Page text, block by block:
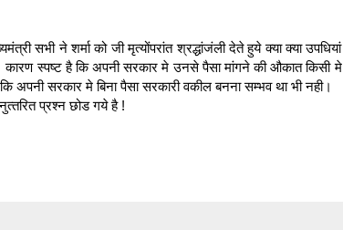
सभी ने शर्मा को जी मृत्‍योंपरांत श्रद्धांजंली देते हुये क्‍या क्‍या उपधियां
कारण स्‍पष्‍ट है कि अपनी सरकार मे उनसे पैसा मांगने की औकात किसी मे
सरकार मे बिना पैसा सरकारी वकील बनना सम्‍भव था भी नही।
प्रश्‍न छोड गये है !